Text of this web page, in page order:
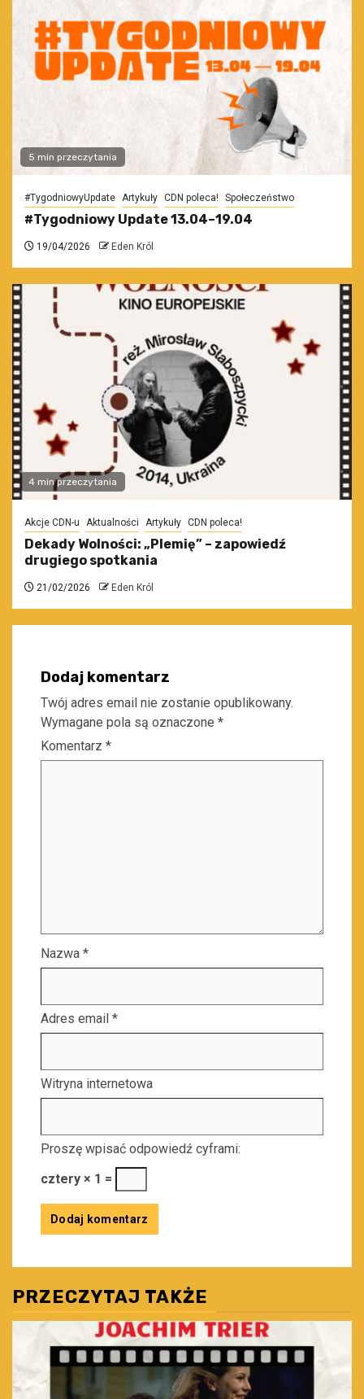
5 min przeczytania
#TygodniowyUpdate Artykuły CDN poleca! Społeczeństwo
#Tygodniowy Update 13.04–19.04
19/04/2026 Eden Król
4 min przeczytania
Akcje CDN-u Aktualności Artykuły CDN poleca!
Dekady Wolności: „Plemię” – zapowiedź
drugiego spotkania
21/02/2026 Eden Król
Dodaj komentarz
Twój adres email nie zostanie opublikowany.
Wymagane pola są oznaczone *
Komentarz *
Nazwa *
Adres email *
Witryna internetowa
Proszę wpisać odpowiedź cyframi:
cztery × 1 =
PRZECZYTAJ TAKŻE